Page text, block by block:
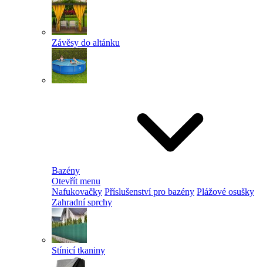
Závěsy do altánku
Bazény
Otevřít menu
Nafukovačky Příslušenství pro bazény Plážové osušky
Zahradní sprchy
Stínicí tkaniny